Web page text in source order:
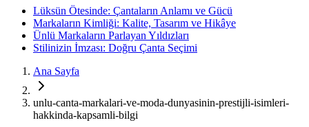
Lüksün Ötesinde: Çantaların Anlamı ve Gücü
Markaların Kimliği: Kalite, Tasarım ve Hikâye
Ünlü Markaların Parlayan Yıldızları
Stilinizin İmzası: Doğru Çanta Seçimi
Ana Sayfa
unlu-canta-markalari-ve-moda-dunyasinin-prestijli-isimleri-
hakkinda-kapsamli-bilgi